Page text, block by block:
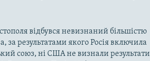
відбувся невизнаний більшістю
за результатами якого Росія включила
союз, ні США не визнали результати